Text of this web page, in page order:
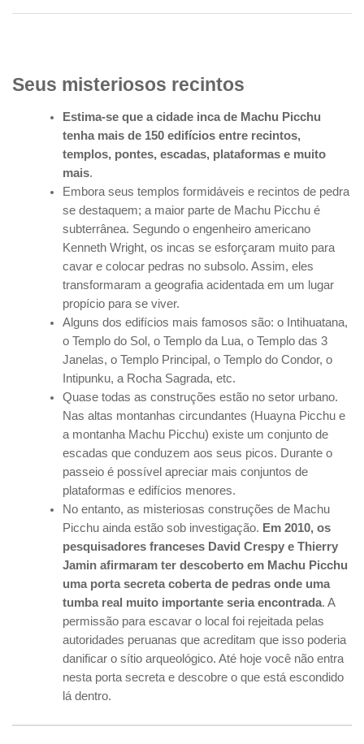
Seus misteriosos recintos
Estima-se que a cidade inca de Machu Picchu
tenha mais de 150 edifícios entre recintos,
templos, pontes, escadas, plataformas e muito
mais.
Embora seus templos formidáveis e recintos de pedra
se destaquem; a maior parte de Machu Picchu é
subterrânea. Segundo o engenheiro americano
Kenneth Wright, os incas se esforçaram muito para
cavar e colocar pedras no subsolo. Assim, eles
transformaram a geografia acidentada em um lugar
propício para se viver.
Alguns dos edifícios mais famosos são: o Intihuatana,
o Templo do Sol, o Templo da Lua, o Templo das 3
Janelas, o Templo Principal, o Templo do Condor, o
Intipunku, a Rocha Sagrada, etc.
Quase todas as construções estão no setor urbano.
Nas altas montanhas circundantes (Huayna Picchu e
a montanha Machu Picchu) existe um conjunto de
escadas que conduzem aos seus picos. Durante o
passeio é possível apreciar mais conjuntos de
plataformas e edifícios menores.
No entanto, as misteriosas construções de Machu
Picchu ainda estão sob investigação. Em 2010, os
pesquisadores franceses David Crespy e Thierry
Jamin afirmaram ter descoberto em Machu Picchu
uma porta secreta coberta de pedras onde uma
tumba real muito importante seria encontrada. A
permissão para escavar o local foi rejeitada pelas
autoridades peruanas que acreditam que isso poderia
danificar o sítio arqueológico. Até hoje você não entra
nesta porta secreta e descobre o que está escondido
lá dentro.